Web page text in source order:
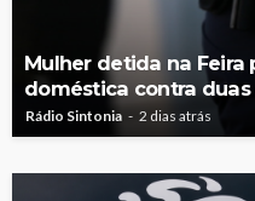
Mulher detida na Feira
doméstica contra duas
Rádio Sintonia 2 dias atrás